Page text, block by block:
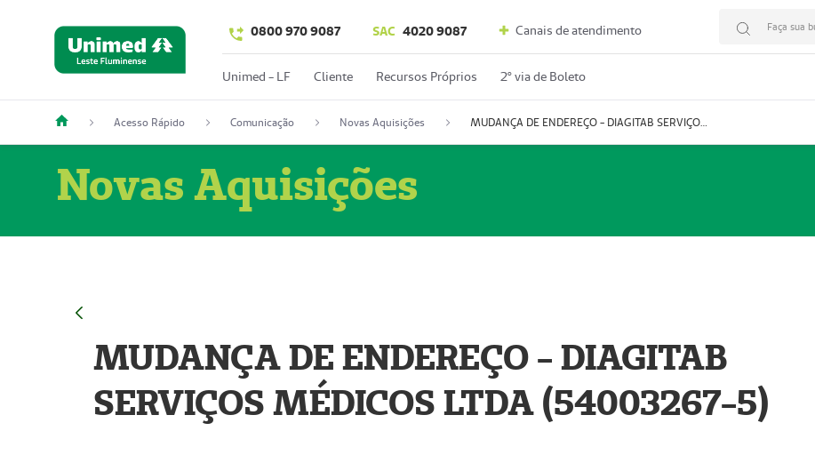
0800 970 9087 SAC 4020 9087 Canais de atendimento Faça sua
Unimed - LF Cliente Recursos Próprios 2º via de Boleto
Acesso Rápido Comunicação Novas Aquisições MUDANÇA DE ENDEREÇO - DIAGITAB SERVIÇOS MÉDICOS LTDA (54003267-5)
Novas Aquisições
MUDANÇA DE ENDEREÇO - DIAGITAB
SERVIÇOS MÉDICOS LTDA (54003267-5)